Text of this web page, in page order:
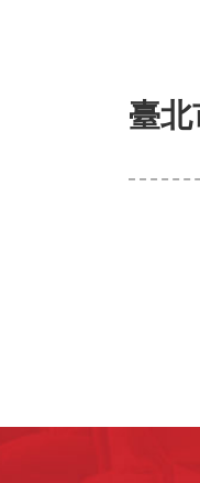
臺